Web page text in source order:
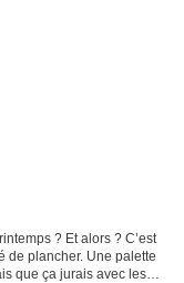
? Et alors ? C’est
de plancher. Une palette
que ça jurais avec les